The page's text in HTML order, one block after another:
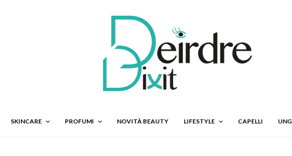
SKINCARE PROFUMI NOVITÀ BEAUTY LIFESTYLE CAPELLI